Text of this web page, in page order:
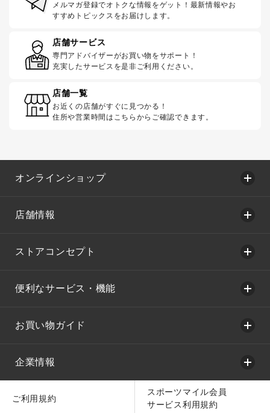
メルマガ登録でオトクな情報をゲット！最新情報やお
すすめトピックスをお届けします。
店舗サービス
専門アドバイザーがお買い物をサポート！
充実したサービスを是非ご利用ください。
店舗一覧
お近くの店舗がすぐに見つかる！
住所や営業時間はこちらからご確認できます。
オンラインショップ
店舗情報
ストアコンセプト
便利なサービス・機能
お買い物ガイド
企業情報
ご利用規約
スポーツマイル会員
サービス利用規約